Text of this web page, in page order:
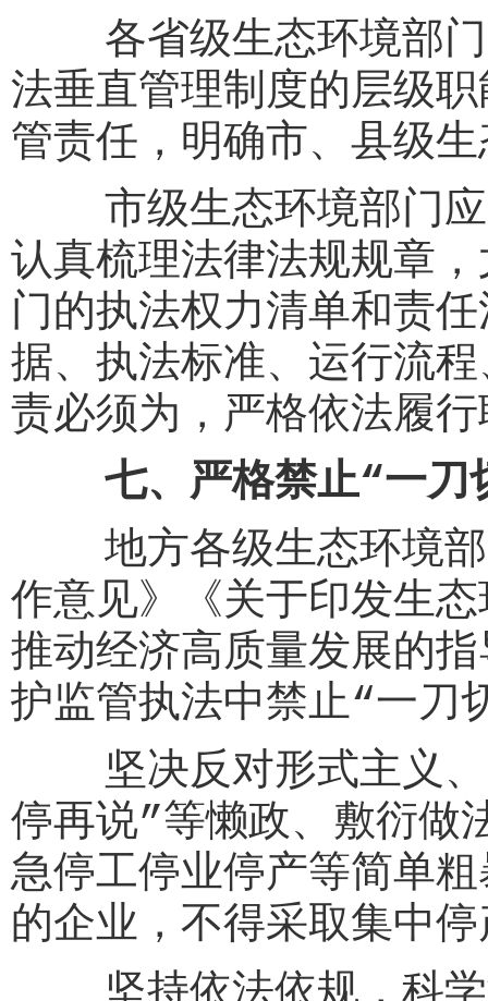
各省级生态环境部门
法垂直管理制度的层级
管责任，明确市、县级
市级生态环境部门应
认真梳理法律法规规章
门的执法权力清单和责
据、执法标准、运行流
责必须为，严格依法履
七、严格禁止“一刀
地方各级生态环境部
作意见》《关于印发生
推动经济高质量发展的
护监管执法中禁止“一刀
坚决反对形式主义、
停再说”等懒政、敷衍做
急停工停业停产等简单
的企业，不得采取集中